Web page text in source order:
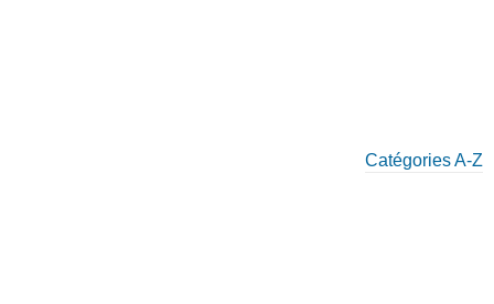
Catégories A-Z